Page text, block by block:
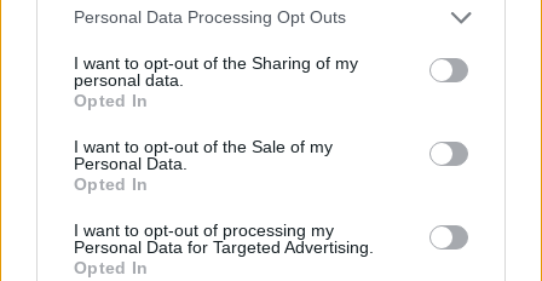
Please note that this website/app uses one or more Google
not limited to your visit or usage behaviour. You may click to
grant or deny consent to Google and its third-party tags to
use your data for below specified purposes in below Google
consent section.
Personal Data Processing Opt Outs
I want to opt-out of the Sharing of my
personal data.
Opted In
I want to opt-out of the Sale of my
Personal Data.
Opted In
I want to opt-out of processing my
Personal Data for Targeted Advertising.
Opted In
destinati al Senegal
Ilaria Mauri · 4 Ago 2026
NOTIZIE